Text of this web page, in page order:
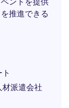
推進できる
派遣会社